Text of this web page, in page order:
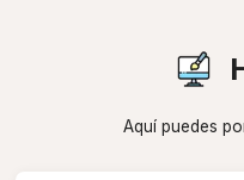
Aquí puedes